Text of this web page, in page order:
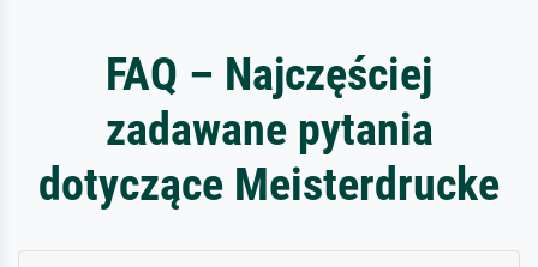
FAQ – Najczęściej
zadawane pytania
dotyczące Meisterdrucke